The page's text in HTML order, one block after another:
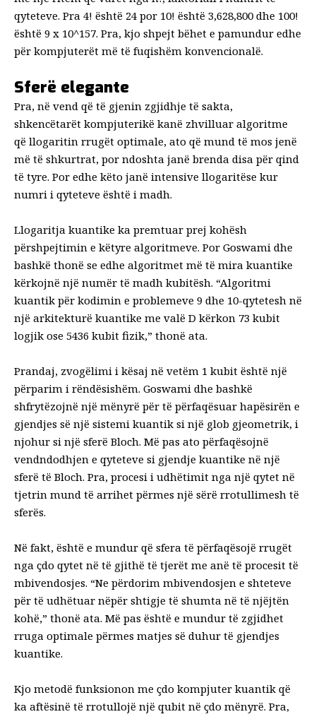
qyteteve. Pra 4! është 24 por 10! është 3,628,800 dhe 100!
është 9 x 10^157. Pra, kjo shpejt bëhet e pamundur edhe
për kompjuterët më të fuqishëm konvencionalë.
Sferë elegante
Pra, në vend që të gjenin zgjidhje të sakta,
shkencëtarët kompjuterikë kanë zhvilluar algoritme
që llogaritin rrugët optimale, ato që mund të mos jenë
më të shkurtrat, por ndoshta janë brenda disa për qind
të tyre. Por edhe këto janë intensive llogaritëse kur
numri i qyteteve është i madh.
Llogaritja kuantike ka premtuar prej kohësh
përshpejtimin e këtyre algoritmeve. Por Goswami dhe
bashkë thonë se edhe algoritmet më të mira kuantike
kërkojnë një numër të madh kubitësh. “Algoritmi
kuantik për kodimin e problemeve 9 dhe 10-qytetesh në
një arkitekturë kuantike me valë D kërkon 73 kubit
logjik ose 5436 kubit fizik,” thonë ata.
Prandaj, zvogëlimi i kësaj në vetëm 1 kubit është një
përparim i rëndësishëm. Goswami dhe bashkë
shfrytëzojnë një mënyrë për të përfaqësuar hapësirën e
gjendjes së një sistemi kuantik si një glob gjeometrik, i
njohur si një sferë Bloch. Më pas ato përfaqësojnë
vendndodhjen e qyteteve si gjendje kuantike në një
sferë të Bloch. Pra, procesi i udhëtimit nga një qytet në
tjetrin mund të arrihet përmes një sërë rrotullimesh të
sferës.
Në fakt, është e mundur që sfera të përfaqësojë rrugët
nga çdo qytet në të gjithë të tjerët me anë të procesit të
mbivendosjes. “Ne përdorim mbivendosjen e shteteve
për të udhëtuar nëpër shtigje të shumta në të njëjtën
kohë,” thonë ata. Më pas është e mundur të zgjidhet
rruga optimale përmes matjes së duhur të gjendjes
kuantike.
Kjo metodë funksionon me çdo kompjuter kuantik që
ka aftësinë të rrotullojë një qubit në çdo mënyrë. Pra,